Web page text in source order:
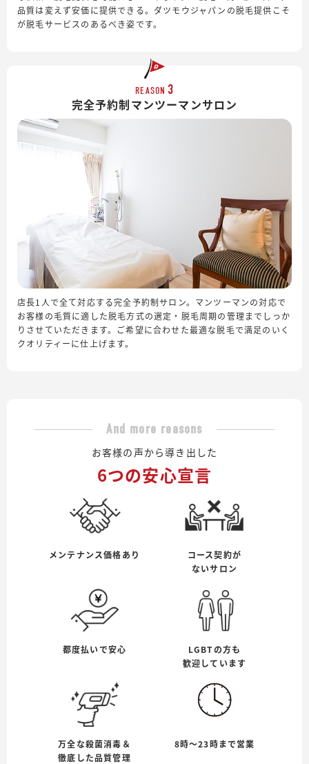
品質は変えず安価に提供できる。ダツモウジャパンの脱毛提供こそ
が脱毛サービスのあるべき姿です。
REASON 3
完全予約制マンツーマンサロン
店長1人で全て対応する完全予約制サロン。マンツーマンの対応で
お客様の毛質に適した脱毛方式の選定・脱毛周期の管理までしっか
りさせていただきます。ご希望に合わせた最適な脱毛で満足のいく
クオリティーに仕上げます。
And more reasons
お客様の声から導き出した
6つの安心宣言
メンテナンス価格あり
コース契約が
ないサロン
都度払いで安心
LGBTの方も
歓迎しています
万全な殺菌消毒＆
徹底した品質管理
8時〜23時まで営業